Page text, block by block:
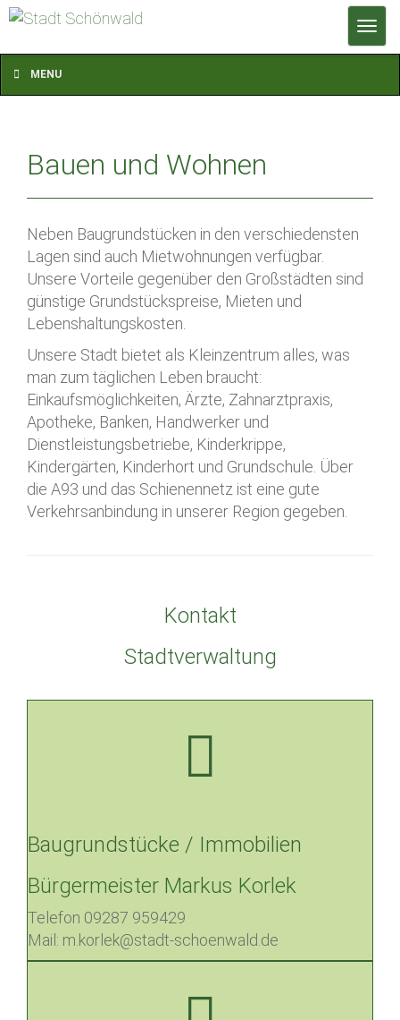
T
o
g
MENU
Bauen und Wohnen
Neben Baugrundstücken in den verschiedensten
Lagen sind auch Mietwohnungen verfügbar.
Unsere Vorteile gegenüber den Großstädten sind
günstige Grundstückspreise, Mieten und
Lebenshaltungskosten.
Unsere Stadt bietet als Kleinzentrum alles, was
man zum täglichen Leben braucht:
Einkaufsmöglichkeiten, Ärzte, Zahnarztpraxis,
Apotheke, Banken, Handwerker und
Dienstleistungsbetriebe, Kinderkrippe,
Kindergärten, Kinderhort und Grundschule. Über
die A93 und das Schienennetz ist eine gute
Verkehrsanbindung in unserer Region gegeben.
Kontakt
Stadtverwaltung
Baugrundstücke / Immobilien
Bürgermeister Markus Korlek
Telefon 09287 959429
Mail: m.korlek@stadt-schoenwald.de